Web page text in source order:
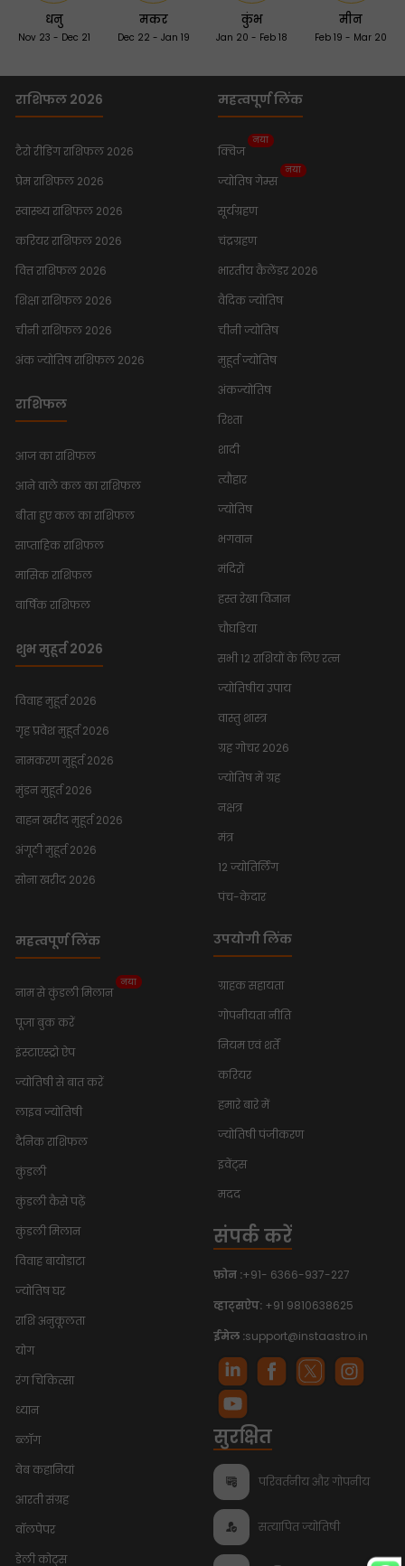
धनु
Nov 23 - Dec 21
मकर
Dec 22 - Jan 19
कुंभ
Jan 20 - Feb 18
मीन
Feb 19 - Mar 20
राशिफल 2026
टैरो रीडिंग राशिफल 2026
प्रेम राशिफल 2026
स्वास्थ्य राशिफल 2026
करियर राशिफल 2026
वित्त राशिफल 2026
शिक्षा राशिफल 2026
चीनी राशिफल 2026
अंक ज्योतिष राशिफल 2026
राशिफल
आज का राशिफल
आने वाले कल का राशिफल
बीता हुए कल का राशिफल
साप्ताहिक राशिफल
मासिक राशिफल
वार्षिक राशिफल
शुभ मुहूर्त 2026
विवाह मुहूर्त 2026
गृह प्रवेश मुहूर्त 2026
नामकरण मुहूर्त 2026
मुंडन मुहूर्त 2026
वाहन खरीद मुहूर्त 2026
अंगूठी मुहूर्त 2026
सोना खरीद 2026
महत्वपूर्ण लिंक
क्विज
नया
ज्योतिष गेम्स
नया
सूर्यग्रहण
चंद्रग्रहण
भारतीय कैलेंडर 2026
वैदिक ज्योतिष
चीनी ज्योतिष
मुहूर्त ज्योतिष
अंकज्योतिष
रिश्ता
शादी
त्यौहार
ज्योतिष
भगवान
मंदिरों
हस्त रेखा विज्ञान
चौघडिया
सभी 12 राशियों के लिए रत्न
ज्योतिषीय उपाय
वास्तु शास्त्र
ग्रह गोचर 2026
ज्योतिष में ग्रह
नक्षत्र
मंत्र
12 ज्योतिर्लिंग
पंच-केदार
महत्वपूर्ण लिंक
नाम से कुंडली मिलान
नया
पूजा बुक करें
इंस्टाएस्ट्रो ऐप
ज्योतिषी से बात करें
लाइव ज्योतिषी
दैनिक राशिफल
कुंडली
कुंडली कैसे पढ़ें
कुंडली मिलान
विवाह बायोडाटा
ज्योतिष घर
राशि अनुकूलता
योग
रंग चिकित्सा
ध्यान
ब्लॉग
वेब कहानियां
आरती संग्रह
वॉलपेपर
डेली कोट्स
उपयोगी लिंक
ग्राहक सहायता
गोपनीयता नीति
नियम एवं शर्तें
करियर
हमारे बारे में
ज्योतिषी पंजीकरण
इवेंट्स
मदद
संपर्क करें
फ़ोन :+91- 6366-937-227
व्हाट्सऐप: +91 9810638625
ईमेल :support@instaastro.in
सुरक्षित
परिवर्तनीय और गोपनीय
सत्यापित ज्योतिषी